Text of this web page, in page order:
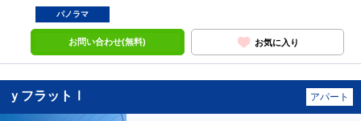
パノラマ
お問い合わせ(無料) お気に入り
ｙフラットⅠ アパート